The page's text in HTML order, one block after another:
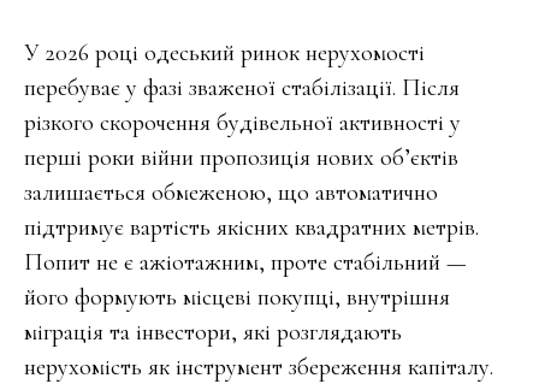
У 2026 році одеський ринок нерухомості
перебуває у фазі зваженої стабілізації. Після
різкого скорочення будівельної активності у
перші роки війни пропозиція нових об’єктів
залишається обмеженою, що автоматично
підтримує вартість якісних квадратних метрів.
Попит не є ажіотажним, проте стабільний —
його формують місцеві покупці, внутрішня
міграція та інвестори, які розглядають
нерухомість як інструмент збереження капіталу.